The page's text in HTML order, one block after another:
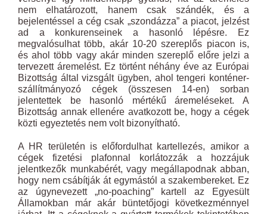
nem elhatározott, hanem csak szándék, és a
bejelentéssel a cég csak „szondázza” a piacot, jelzést
ad a konkurenseinek a hasonló lépésre. Ez
megvalósulhat több, akár 10-20 szereplős piacon is,
és ahol több vagy akár minden szereplő előre jelzi a
tervezett áremelést. Ez történt néhány éve az Európai
Bizottság által vizsgált ügyben, ahol tengeri konténer-
szállítmányozó cégek (összesen 14-en) sorban
jelentettek be hasonló mértékű áremeléseket. A
Bizottság annak ellenére avatkozott be, hogy a cégek
közti egyeztetés nem volt bizonyítható.
A HR területén is előfordulhat kartellezés, amikor a
cégek fizetési plafonnal korlátozzák a hozzájuk
jelentkezők munkabérét, vagy megállapodnak abban,
hogy nem csábítják át egymástól a szakembereket. Ez
az úgynevezett „no-poaching” kartell az Egyesült
Államokban már akár büntetőjogi következménnyel